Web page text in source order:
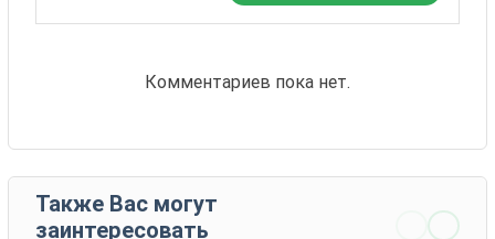
Комментариев пока нет.
Также Вас могут
заинтересовать